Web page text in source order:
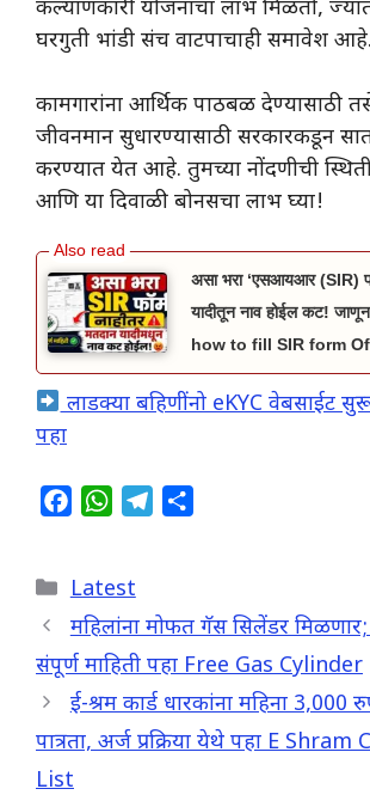
कल्याणकारी योजनांचा लाभ मिळतो,
घरगुती भांडी संच वाटपाचाही समावेश आहे.
कामगारांना आर्थिक पाठबळ देण्यासाठी
जीवनमान सुधारण्यासाठी सरकारकडून
करण्यात येत आहे. तुमच्या नोंदणीची
आणि या दिवाळी बोनसचा लाभ घ्या!
असा भरा ‘एसआयआर (SIR)
यादीतून नाव होईल कट! जाणून
how to fill SIR form
लाडक्या बहिणींनो eKYC वेबसाईट
पहा
e
b
o
o
k
W
t
s
A
p
g
r
a
m
e
Categories
Latest
महिलांना मोफत गॅस सिलेंडर
संपूर्ण माहिती पहा Free Gas Cylinder
ई-श्रम कार्ड धारकांना महिना 3,000
पात्रता, अर्ज प्रक्रिया येथे पहा E
List